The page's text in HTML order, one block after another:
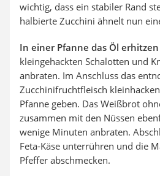
wichtig, dass ein stabiler Rand
halbierte Zucchini ähnelt nun
In einer Pfanne das Öl erhitzen
kleingehackten Schalotten und
anbraten. Im Anschluss das
Zucchinifruchtfleisch
Pfanne geben. Das Weißbrot
zusammen mit den Nüssen
wenige Minuten anbraten.
Feta-Käse unterrühren und die
Pfeffer abschmecken.